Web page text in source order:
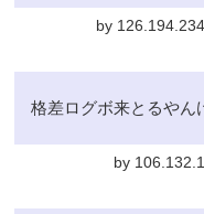
by
格差ログボ来とるやん
by